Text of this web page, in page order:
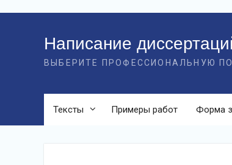
Написание
ВЫБЕРИТЕ ПРОФЕССИОНАЛЬНУЮ
Тексты Примеры работ Форма